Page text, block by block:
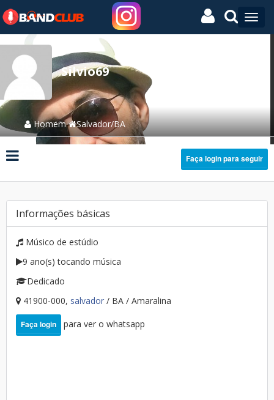
Silvio69
Homem Salvador/BA
Faça login para seguir
Informações básicas
Músico de estúdio
9 ano(s) tocando música
Dedicado
41900-000, salvador / BA / Amaralina
Faça login para ver o whatsapp